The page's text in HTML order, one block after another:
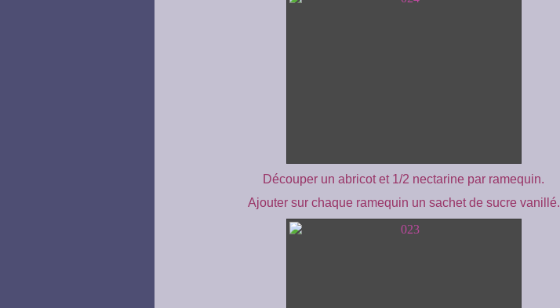
Découper un abricot et 1/2 nectarine par ramequin.
Ajouter sur chaque ramequin un sachet de sucre vanillé.